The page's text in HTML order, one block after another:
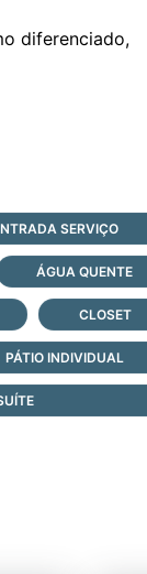
diferenciado,
SERVIÇO
ÁGUA QUENTE
CLOSET
PÁTIO INDIVIDUAL